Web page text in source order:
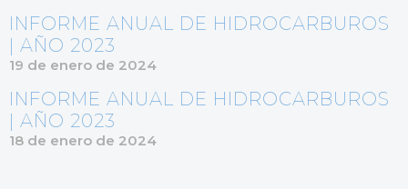
INFORME ANUAL DE HIDROCARBUROS
| AÑO 2023
19 de enero de 2024
INFORME ANUAL DE HIDROCARBUROS
| AÑO 2023
18 de enero de 2024